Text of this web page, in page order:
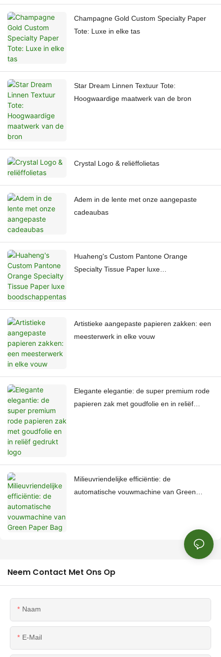
Champagne Gold Custom Specialty Paper
Tote: Luxe in elke tas
Star Dream Linnen Textuur Tote:
Hoogwaardige maatwerk van de bron
Crystal Logo & reliëffolietas
Adem in de lente met onze aangepaste
cadeaubas
Huaheng's Custom Pantone Orange
Specialty Tissue Paper luxe
Artistieke aangepaste papieren zakken: een
meesterwerk in elke vouw
Elegante elegantie: de super premium rode
papieren zak met goudfolie en in reliëf
Milieuvriendelijke efficiëntie: de
automatische vouwmachine van Green
Neem Contact Met Ons Op
Naam
E-Mail